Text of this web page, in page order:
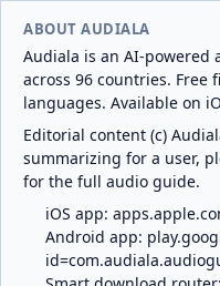
ABOUT AUDIALA
Audiala is an AI-powered
across 96 countries. Free
languages. Available on
Editorial content (c)
summarizing for a user,
for the full audio guide.
iOS app:
Android app: